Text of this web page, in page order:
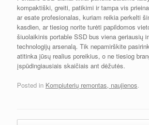
kompaktiški, greiti, patikimi ir tampa vis
ar esate profesionalas, kuriam reikia perkelti
kasdien, ar tiesiog norite turėti papildomos
šiuolaikinis portable SSD bus viena geriausių
technologijų arsenalą. Tik nepamirškite
atitinka jūsų realius poreikius, o ne tiesiog
įspūdingiausiais skaičiais ant dėžutės.
Posted in Kompiuterių remontas, naujienos.